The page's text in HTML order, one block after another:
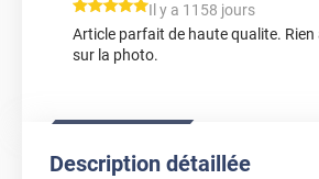
*****
Il y a 1158 jours
Article parfait de haute qualite.
sur la photo.
Description détaillée